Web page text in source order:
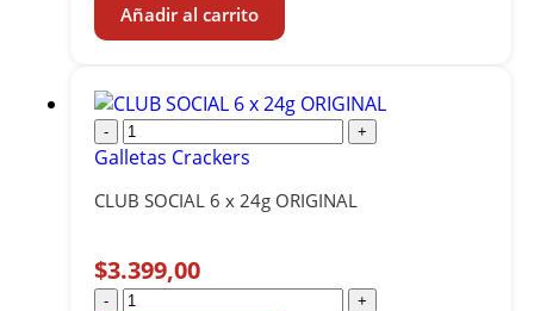
Añadir al carrito
- +
Galletas Crackers
CLUB SOCIAL 6 x 24g ORIGINAL
$3.399,00
- +